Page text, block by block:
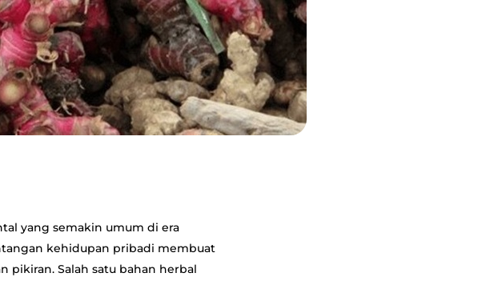
yang semakin umum di era
kehidupan pribadi membuat
pikiran. Salah satu bahan herbal